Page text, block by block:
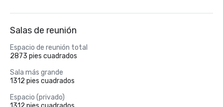
Salas de reunión
Espacio de reunión total
2873 pies cuadrados
Sala más grande
1312 pies cuadrados
Espacio (privado)